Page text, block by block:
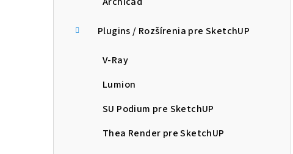
Plugins / Rozšírenia pre SketchUP
V-Ray
Lumion
SU Podium pre SketchUP
Thea Render pre SketchUP